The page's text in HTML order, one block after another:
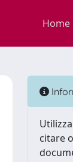
Home
citare